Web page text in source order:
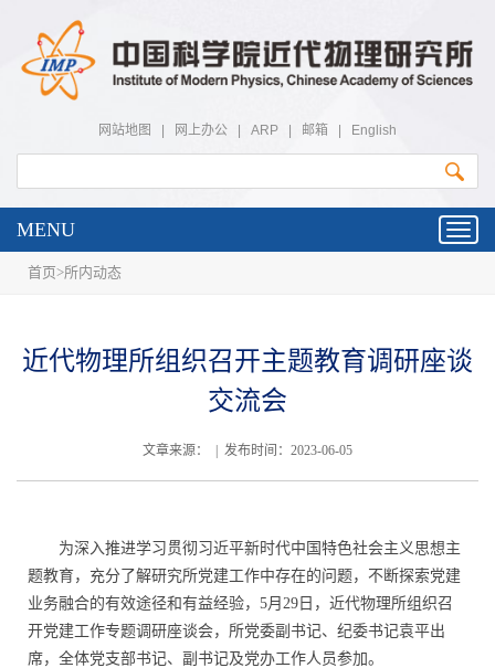
网站地图 网上办公 ARP 邮箱 English
MENU
首页>所内动态
近代物理所组织召开主题教育调研座谈
交流会
文章来源： | 发布时间：2023-06-05
为深入推进学习贯彻习近平新时代中国特色社会主义思想主
题教育，充分了解研究所党建工作中存在的问题，不断探索党建
业务融合的有效途径和有益经验，5月29日，近代物理所组织召
开党建工作专题调研座谈会，所党委副书记、纪委书记袁平出
席，全体党支部书记、副书记及党办工作人员参加。